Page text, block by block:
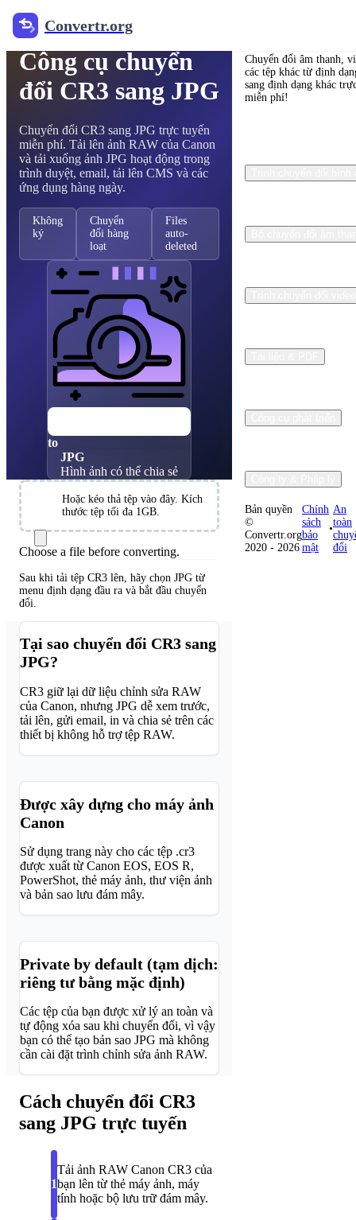
Convertr.org
Trình chuyển đổi ảnh RAW miễn phí
Công cụ chuyển
đổi CR3 sang JPG
Chuyển đổi CR3 sang JPG trực tuyến
miễn phí. Tải lên ảnh RAW của Canon
và tải xuống ảnh JPG hoạt động trong
trình duyệt, email, tải lên CMS và các
ứng dụng hàng ngày.
Không
ký
Chuyển
đổi hàng
loạt
Files
auto-
deleted
to
JPG
Hình ảnh có thể chia sẻ
Hoặc kéo thả tệp vào đây. Kích
thước tệp tối đa 1GB.
Choose a file before converting.
Sau khi tải tệp CR3 lên, hãy chọn JPG từ
menu định dạng đầu ra và bắt đầu chuyển
đổi.
Tại sao chuyển đổi CR3 sang
JPG?
CR3 giữ lại dữ liệu chỉnh sửa RAW
của Canon, nhưng JPG dễ xem trước,
tải lên, gửi email, in và chia sẻ trên các
thiết bị không hỗ trợ tệp RAW.
Được xây dựng cho máy ảnh
Canon
Sử dụng trang này cho các tệp .cr3
được xuất từ ​​Canon EOS, EOS R,
PowerShot, thẻ máy ảnh, thư viện ảnh
và bản sao lưu đám mây.
Private by default (tạm dịch:
riêng tư bằng mặc định)
Các tệp của bạn được xử lý an toàn và
tự động xóa sau khi chuyển đổi, vì vậy
bạn có thể tạo bản sao JPG mà không
cần cài đặt trình chỉnh sửa ảnh RAW.
Cách chuyển đổi CR3
sang JPG trực tuyến
1
Tải ảnh RAW Canon CR3 của
bạn lên từ thẻ máy ảnh, máy
tính hoặc bộ lưu trữ đám mây.
Chuyển đổi âm thanh,
các tệp khác từ định
sang định dạng khác
miễn phí!
Bản quyền
©
Convertr.org
2020 - 2026
Chính
sách
bảo
mật
•
An
toàn
đổi